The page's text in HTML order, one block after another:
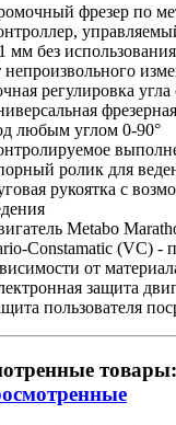
фрезер по
мм без
непроизвольного
регулировка
любым углом 0-90°
ролик для
рукоятка с
Metabo
Constamatic (VC) -
от
защита
пользователя